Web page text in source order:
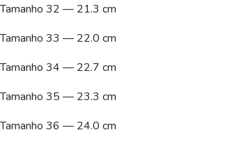
Tamanho 32 — 21.3 cm
Tamanho 33 — 22.0 cm
Tamanho 34 — 22.7 cm
Tamanho 35 — 23.3 cm
Tamanho 36 — 24.0 cm